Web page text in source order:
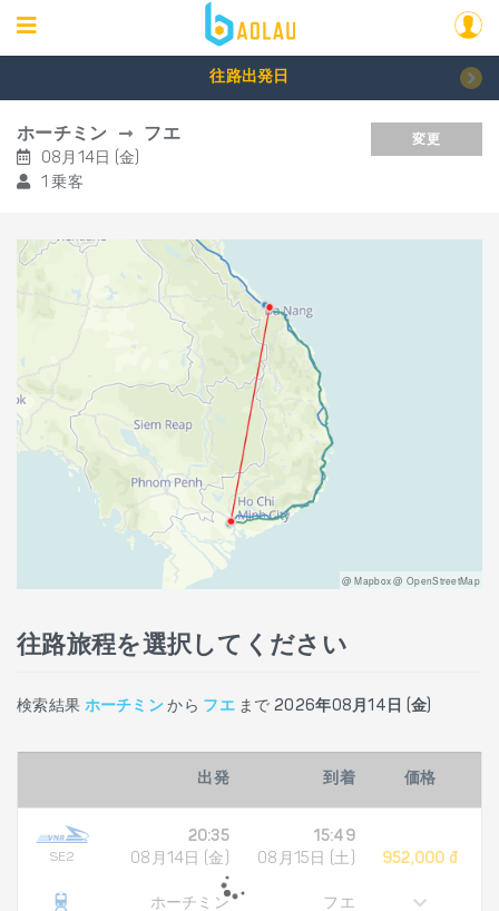
往路出発日
ホーチミン フエ
08月14日 (金)
1 乗客
変更
@ Mapbox @ OpenStreetMap
往路旅程を選択してください
検索結果 ホーチミン から フエまで2026年08月14日 (金)
出発 到着 価格
SE2
20:35
08月14日 (金)
ホーチミン
15:49
08月15日 (土)
フエ
952,000 đ